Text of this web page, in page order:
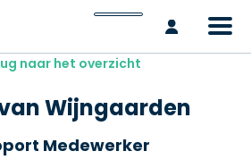
naar het overzicht
Wijngaarden
Medewerker